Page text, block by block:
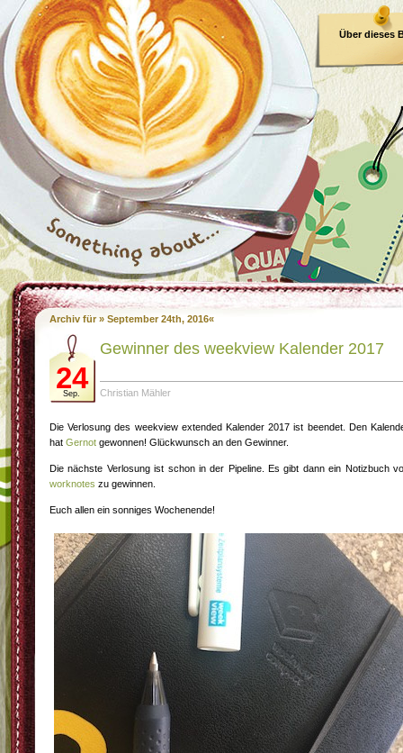
Über dieses
Archiv für » September 24th, 2016«
24
Sep.
Gewinner des weekview Kalender 2017
Christian Mähler
Die Verlosung des weekview extended Kalender 2017 ist beendet. Den
hat Gernot gewonnen! Glückwunsch an den Gewinner.
Die nächste Verlosung ist schon in der Pipeline. Es gibt dann ein Notizbuch
worknotes zu gewinnen.
Euch allen ein sonniges Wochenende!